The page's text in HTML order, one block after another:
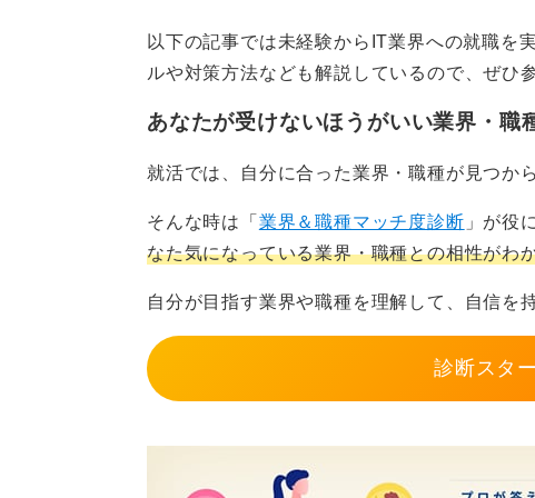
す。
ださい。この自走力と粘り強さが、現場
もあると思いますが、一歩踏み出したあ
以下の記事では未経験からIT業界への就職を
ルや対策方法なども解説しているので、ぜひ
あなたが受けないほうがいい業界・職
就活では、自分に合った業界・職種が見つか
そんな時は「 業界＆職種マッチ度診断 」が役
なた気になっている業界・職種との相性がわ
自分が目指す業界や職種を理解して、自信を
診断スタ